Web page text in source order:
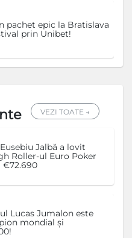
pachet epic la Bratislava
prin Unibet!
VEZI TOATE →
Jalbă a lovit
Roller-ul Euro Poker
€72.690
Lucas Jumalon este
mondial și